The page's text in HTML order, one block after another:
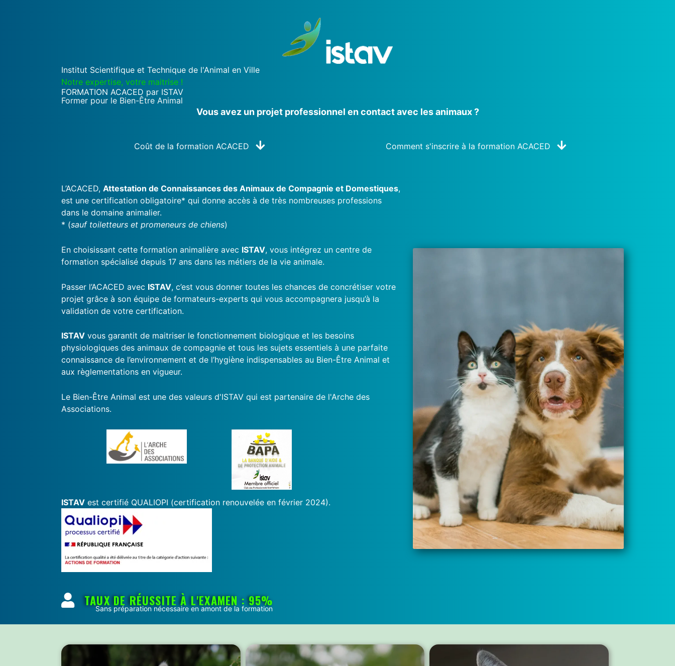
Institut Scientifique et Technique de l'Animal en Ville
Notre expertise, votre maitrise !
FORMATION ACACED par ISTAV
Former pour le Bien-Être Animal
Vous avez un projet professionnel en contact avec les animaux ?
Coût de la formation ACACED Comment s'inscrire à la formation ACACED
L’ACACED, Attestation de Connaissances des Animaux de Compagnie et Domestiques,
est une certification obligatoire* qui donne accès à de très nombreuses professions
dans le domaine animalier.
* (sauf toiletteurs et promeneurs de chiens)
En choisissant cette formation animalière avec ISTAV, vous intégrez un centre de
formation spécialisé depuis 17 ans dans les métiers de la vie animale.
Passer l’ACACED avec ISTAV, c’est vous donner toutes les chances de concrétiser votre
projet grâce à son équipe de formateurs-experts qui vous accompagnera jusqu’à la
validation de votre certification.
ISTAV vous garantit de maitriser le fonctionnement biologique et les besoins
physiologiques des animaux de compagnie et tous les sujets essentiels à une parfaite
connaissance de l’environnement et de l’hygiène indispensables au Bien-Être Animal et
aux règlementations en vigueur.
Le Bien-Être Animal est une des valeurs d'ISTAV qui est partenaire de l'Arche des
Associations.
ISTAV est certifié QUALIOPI (certification renouvelée en février 2024).
TAUX DE RÉUSSITE À L'EXAMEN : 95%
Sans préparation nécessaire en amont de la formation